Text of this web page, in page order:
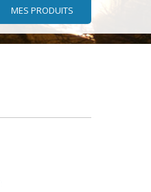
MES PRODUITS